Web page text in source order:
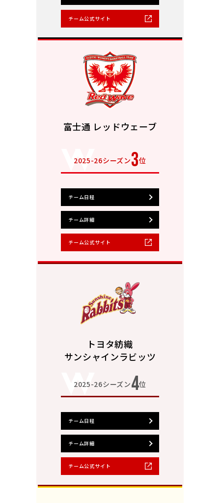
チーム公式サイト
富士通 レッドウェーブ
2025-26シーズン3位
チーム日程
チーム詳細
チーム公式サイト
トヨタ紡織
サンシャインラビッツ
2025-26シーズン4位
チーム日程
チーム詳細
チーム公式サイト